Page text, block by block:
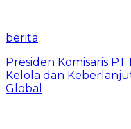
berita
Presiden Komisaris
Kelola dan
Global